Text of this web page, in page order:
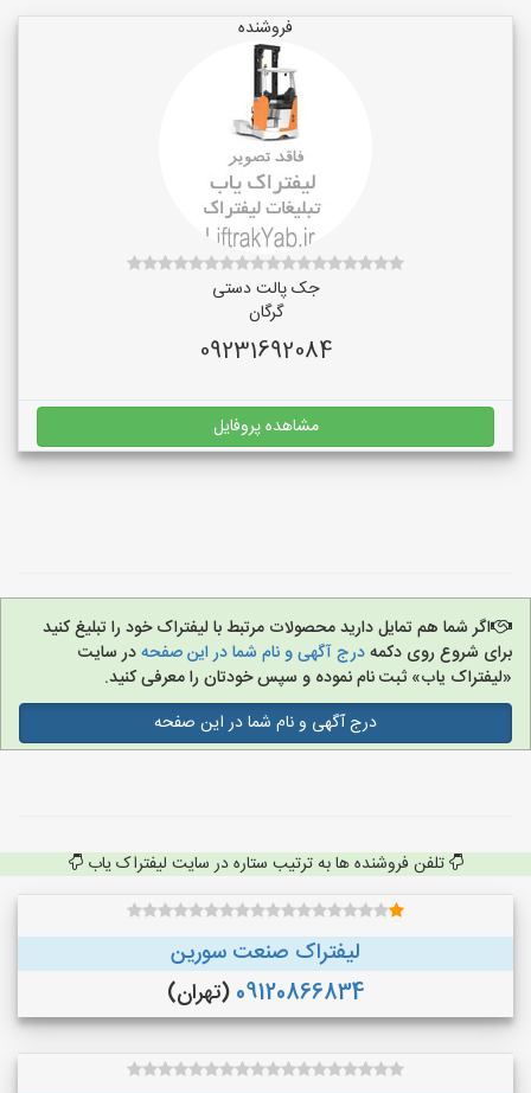
فروشنده
جک پالت دستی
گرگان
09231692084
مشاهده پروفایل
اگر شما هم تمایل دارید محصولات مرتبط با لیفتراک خود را تبلیغ کنید
برای شروع روی دکمهدرج آگهی و نام شما در این صفحهدر سایت
«لیفتراک یاب» ثبت نام نموده و سپس خودتان را معرفی کنید.
درج آگهی و نام شما در این صفحه
تلفن فروشنده ها به ترتیب ستاره در سایت لیفتراک یاب
لیفتراک صنعت سورین
09120866834 (تهران)